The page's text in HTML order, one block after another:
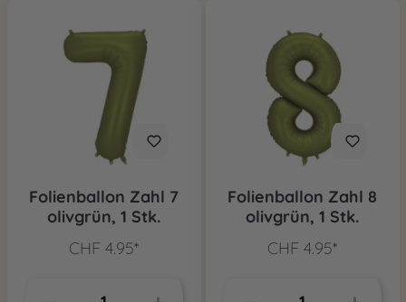
Folienballon Zahl 7
olivgrün, 1 Stk.
CHF 4.95*
Folienballon Zahl 8
olivgrün, 1 Stk.
CHF 4.95*